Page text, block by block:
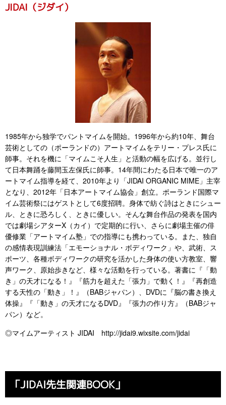
JIDAI（ジダイ）
1985年から独学でパントマイムを開始。1996年から約10年、舞台
芸術としての（ポーランドの）アートマイムをテリー・プレス氏に
師事。それを機に「マイムこそ人生」と活動の幅を広げる。並行し
て日本舞踊を藤間玉左保氏に師事。14年間にわたる日本で唯一のア
ートマイム指導を経て、2010年より「JIDAI ORGANIC MIME」主宰
となり、2012年「日本アートマイム協会」創立。ポーランド国際マ
イム芸術祭にはゲストとして6度招聘。身体で紡ぐ詩はときにシュー
ル、ときに恐ろしく、ときに優しい。そんな舞台作品の発表を国内
では劇場シアターX（カイ）で定期的に行い、さらに劇場主催の俳
優修業「アートマイム塾」での指導にも携わっている。また、独自
の感情表現訓練法「エモーショナル・ボディワーク」や、武術、ス
ポーツ、各種ボディワークの研究を活かした身体の使い方教室、響
声ワーク、原始歩きなど、様々な活動を行っている。著書に『「動
き」の天才になる！』『筋力を超えた「張力」で動く！』『再創造
する天性の「動き」！』（BABジャパン）、DVDに『脳の書き換え
体操』『「動き」の天才になるDVD』『張力の作り方』（BABジャ
パン）など。
◎マイムアーティスト JIDAI http://jidai9.wixsite.com/jidai
「JIDAI先生関連BOOK」